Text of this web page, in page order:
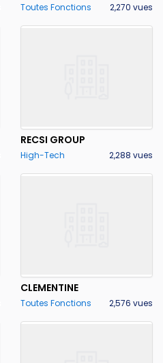
Toutes Fonctions 2,270 vues
RECSI GROUP
High-Tech 2,288 vues
CLEMENTINE
Toutes Fonctions 2,576 vues